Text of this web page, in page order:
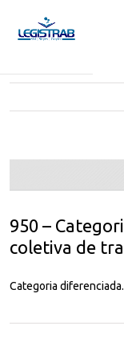
950 –
coletiva de
Categoria